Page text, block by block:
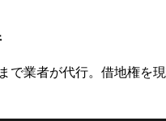
で業者が代行。借地権を